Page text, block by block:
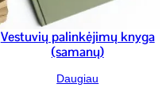
Vestuvių palinkėjimų knyga
(samanų)
Daugiau